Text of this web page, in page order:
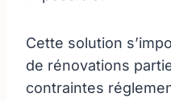
Cette solution
de rénovations
contraintes